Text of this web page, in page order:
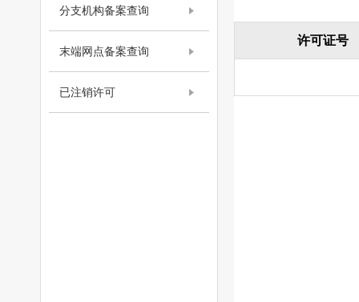
分支机构备案查询
末端网点备案查询
已注销许可
许可证号